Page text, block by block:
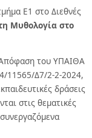
Ε1 στο Διεθνές
Μυθολογία στο
Απόφαση του ΥΠΑΙΘΑ
11565/Δ7/2-2-2024,
δράσεις
στις θεματικές